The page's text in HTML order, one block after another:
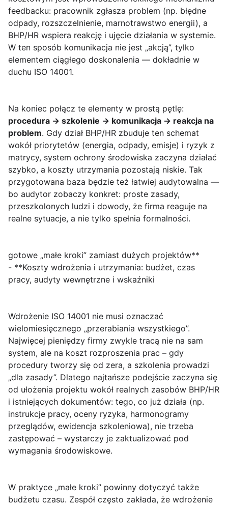
feedbacku: pracownik zgłasza problem (np. błędne
odpady, rozszczelnienie, marnotrawstwo energii), a
BHP/HR wspiera reakcję i ujęcie działania w systemie.
W ten sposób komunikacja nie jest „akcją”, tylko
elementem ciągłego doskonalenia — dokładnie w
duchu ISO 14001.
Na koniec połącz te elementy w prostą pętlę:
procedura → szkolenie → komunikacja → reakcja na
problem. Gdy dział BHP/HR zbuduje ten schemat
wokół priorytetów (energia, odpady, emisje) i ryzyk z
matrycy, system ochrony środowiska zaczyna działać
szybko, a koszty utrzymania pozostają niskie. Tak
przygotowana baza będzie też łatwiej audytowalna —
bo audytor zobaczy konkret: proste zasady,
przeszkolonych ludzi i dowody, że firma reaguje na
realne sytuacje, a nie tylko spełnia formalności.
gotowe „małe kroki” zamiast dużych projektów**
- **Koszty wdrożenia i utrzymania: budżet, czas
pracy, audyty wewnętrzne i wskaźniki
Wdrożenie ISO 14001 nie musi oznaczać
wielomiesięcznego „przerabiania wszystkiego”.
Najwięcej pieniędzy firmy zwykle tracą nie na sam
system, ale na koszt rozproszenia prac – gdy
procedury tworzy się od zera, a szkolenia prowadzi
„dla zasady”. Dlatego najtańsze podejście zaczyna się
od ułożenia projektu wokół realnych zasobów BHP/HR
i istniejących dokumentów: tego, co już działa (np.
instrukcje pracy, oceny ryzyka, harmonogramy
przeglądów, ewidencja szkoleniowa), nie trzeba
zastępować – wystarczy je zaktualizować pod
wymagania środowiskowe.
W praktyce „małe kroki” powinny dotyczyć także
budżetu czasu. Zespół często zakłada, że wdrożenie